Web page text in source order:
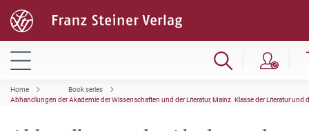
Home
Book series
Abhandlungen der Akademie der Wissenschaften und der Literatur, Mainz. Klasse der Literatur und